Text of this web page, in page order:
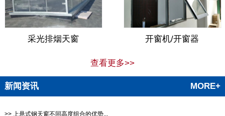
采光排烟天窗 开窗机/开窗器
查看更多>>
新闻资讯 MORE+
>> 上悬式钢天窗不同高度组合的优势‌...